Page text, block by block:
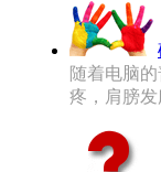
随着电脑
疼，肩膀